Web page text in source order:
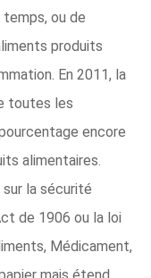
ou de
produits
En 2011, la
toutes les
encore
alimentaires.
la sécurité
de 1906 ou la loi
Médicament,